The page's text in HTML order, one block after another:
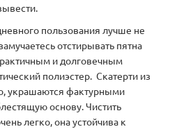
пользования лучше не
отстирывать пятна
и долговечным
полиэстер. Скатерти из
украшаются фактурными
основу. Чистить
легко, она устойчива к